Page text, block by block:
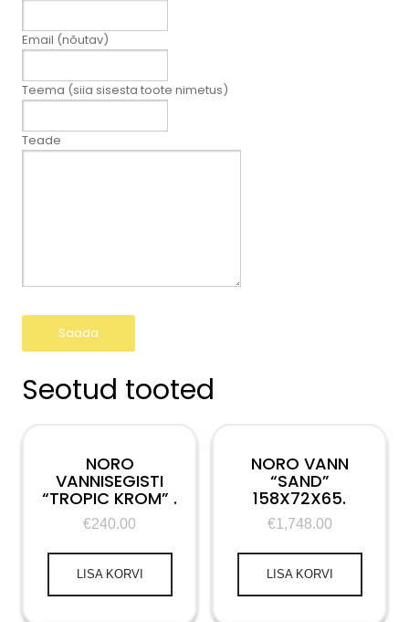
Email (nõutav)
Teema (siia sisesta toote nimetus)
Teade
Seotud tooted
NORO
VANNISEGISTI
“TROPIC KROM” .
€240.00
LISA KORVI
NORO VANN
“SAND”
158X72X65.
€1,748.00
LISA KORVI